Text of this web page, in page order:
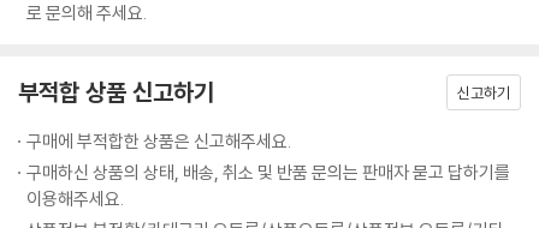
로 문의해 주세요.
부적합 상품 신고하기 신고하기
구매에 부적합한 상품은 신고해주세요.
구매하신 상품의 상태, 배송, 취소 및 반품 문의는 판매자 묻고 답하기를
이용해주세요.